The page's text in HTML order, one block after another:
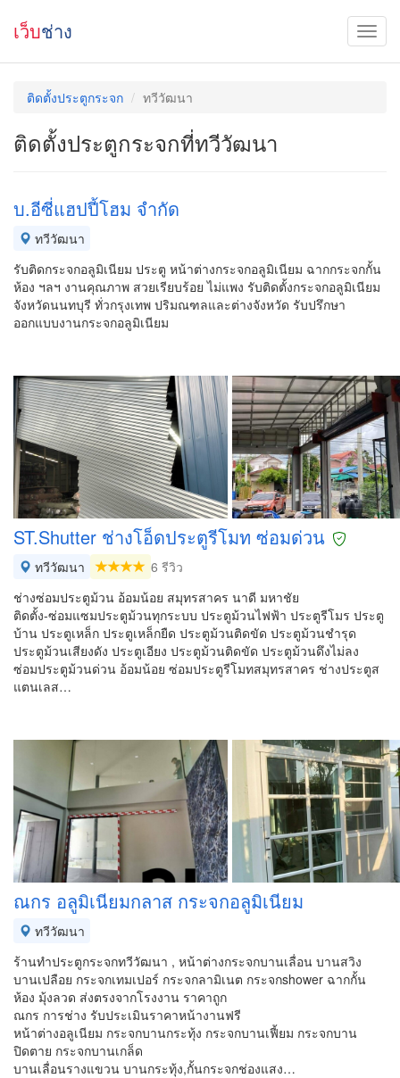
เว็บช่าง
ติดตั้งประตูกระจก ทวีวัฒนา
ติดตั้งประตูกระจกที่ทวีวัฒนา
บ.อีซี่แฮปปี้โฮม จำกัด
ทวีวัฒนา
รับติดกระจกอลูมิเนียม ประตู หน้าต่างกระจกอลูมิเนียม ฉากกระจกกั้น
ห้อง ฯลฯ งานคุณภาพ สวยเรียบร้อย ไม่แพง รับติดตั้งกระจกอลูมิเนียม
จังหวัดนนทบุรี ทั่วกรุงเทพ ปริมณฑลและต่างจังหวัด รับปรึกษา
ออกแบบงานกระจกอลูมิเนียม
ST.Shutter ช่างโอ็ดประตูรีโมท ซ่อมด่วน
ทวีวัฒนา
6 รีวิว
ช่างซ่อมประตูม้วน อ้อมน้อย สมุทรสาคร นาดี มหาชัย
ติดตั้ง-ซ่อมแซมประตูม้วนทุกระบบ ประตูม้วนไฟฟ้า ประตูรีโมร ประตู
บ้าน ประตูเหล็ก ประตูเหล็กยืด ประตูม้วนติดขัด ประตูม้วนชำรุด
ประตูม้วนเสียงดัง ประตูเอียง ประตูม้วนติดขัด ประตูม้วนดึงไม่ลง
ซ่อมประตูม้วนด่วน อ้อมน้อย ซ่อมประตูรีโมทสมุทรสาคร ช่างประตูส
แตนเลส…
ณกร อลูมิเนียมกลาส กระจกอลูมิเนียม
ทวีวัฒนา
ร้านทำประตูกระจกทวีวัฒนา , หน้าต่างกระจกบานเลื่อน บานสวิง
บานเปลือย กระจกเทมเปอร์ กระจกลามิเนต กระจกshower ฉากกั้น
ห้อง มุ้งลวด ส่งตรงจากโรงงาน ราคาถูก
ณกร การช่าง รับประเมินราคาหน้างานฟรี
หน้าต่างอลูเนียม กระจกบานกระทุ้ง กระจกบานเฟี้ยม กระจกบาน
ปิดตาย กระจกบานเกล็ด
บานเลื่อนรางแขวน บานกระทุ้ง,กั้นกระจกช่องแสง…